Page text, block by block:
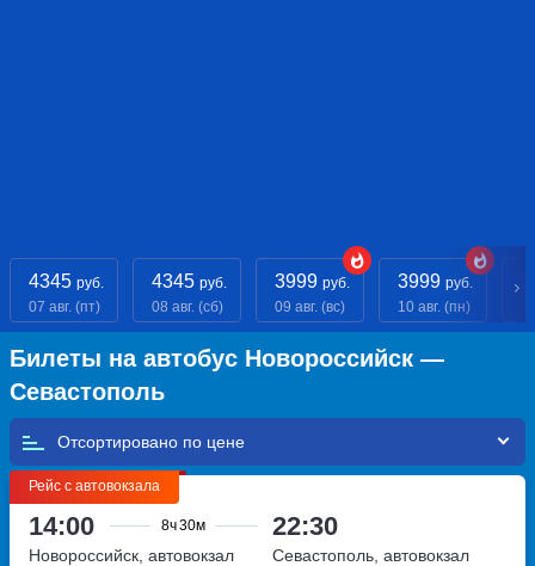
4345 руб.
07 авг. (пт)
4345 руб.
08 авг. (сб)
3999 руб.
09 авг. (вс)
3999 руб.
10 авг. (пн)
Билеты на автобус Новороссийск —
Севастополь
Отсортировано по
Рейс с автовокзала
14:00 8ч30м 22:30
Новороссийск, автовокзал
Севастополь, автовокзал